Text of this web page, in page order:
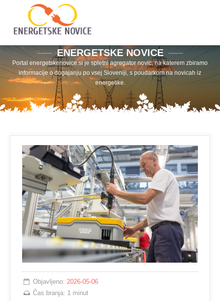
ENERGETSKE NOVICE
Portal energetskenovice.si je spletni agregator novic, na katerem zbiramo
informacije o dogajanju po vsej Sloveniji, s poudarkom na novicah iz
energetike.
Objavljeno: 2026-05-06
Čas branja: 1 minut